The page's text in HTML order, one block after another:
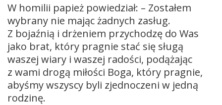
W homilii papież powiedział: – Zostałem
wybrany nie mając żadnych zasług.
Z bojaźnią i drżeniem przychodzę do Was
jako brat, który pragnie stać się sługą
waszej wiary i waszej radości, podążając
z wami drogą miłości Boga, który pragnie,
abyśmy wszyscy byli zjednoczeni w jedną
rodzinę.